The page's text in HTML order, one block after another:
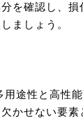
を確認し、
ましょう。
用途性と高性
かせない要素